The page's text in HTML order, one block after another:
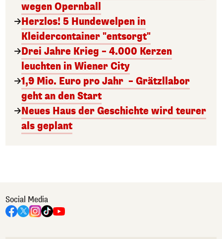
wegen Opernball
Herzlos! 5 Hundewelpen in
Kleidercontainer "entsorgt"
Drei Jahre Krieg – 4.000 Kerzen
leuchten in Wiener City
1,9 Mio. Euro pro Jahr – Grätzllabor
geht an den Start
Neues Haus der Geschichte wird teurer
als geplant
Social Media